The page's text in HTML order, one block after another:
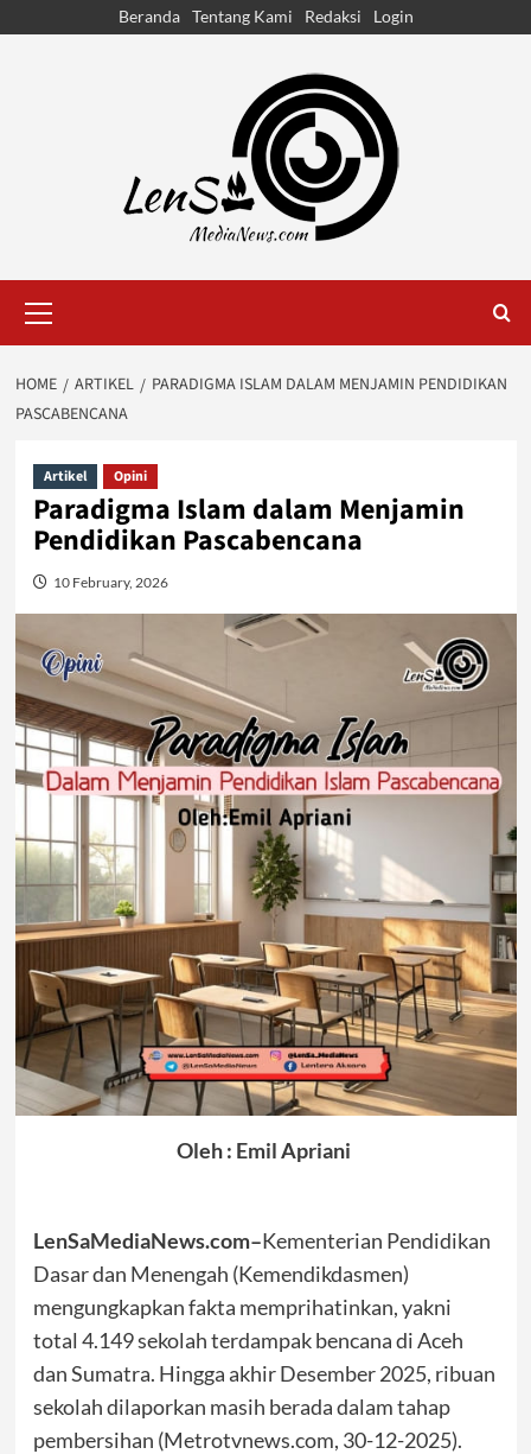
Beranda Tentang Kami Redaksi Login
Menu
HOME ARTIKEL
PARADIGMA ISLAM DALAM MENJAMIN PENDIDIKAN
PASCABENCANA
Artikel Opini
Paradigma Islam dalam Menjamin
Pendidikan Pascabencana
10 February, 2026
Oleh : Emil Apriani
LenSaMediaNews.com–Kementerian Pendidikan
Dasar dan Menengah (Kemendikdasmen)
mengungkapkan fakta memprihatinkan, yakni
total 4.149 sekolah terdampak bencana di Aceh
dan Sumatra. Hingga akhir Desember 2025, ribuan
sekolah dilaporkan masih berada dalam tahap
pembersihan (Metrotvnews.com, 30-12-2025).